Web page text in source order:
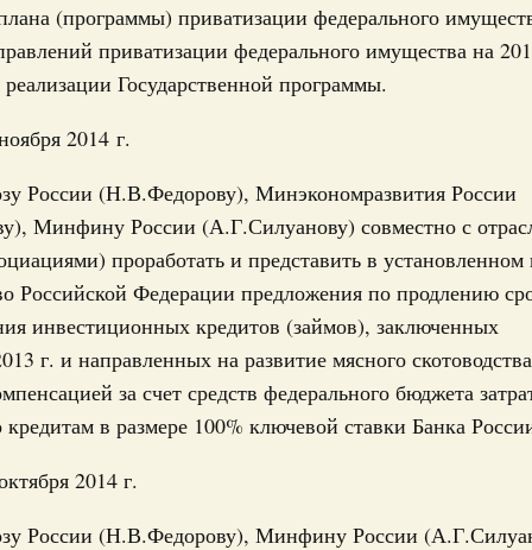
(программы) приватизации федерального
приватизации федерального имущества на
Государственной программы.
2014 г.
России (Н.В.Федорову), Минэкономразвития России
Минфину России (А.Г.Силуанову) совместно с
проработать и представить в установленном
Российской Федерации предложения по продлению
инвестиционных кредитов (займов), заключенных
г. и направленных на развитие мясного
за счет средств федерального бюджета
в размере 100% ключевой ставки Банка
2014 г.
России (Н.В.Федорову), Минфину России
вторник
итогам стратегической сессии,
развития строительной отрасли и ЖКХ до
января, среда
итогам стратегической сессии,
социально-экономического развития
четверг
комплекса
итогам стратегической сессии о развитии
Email